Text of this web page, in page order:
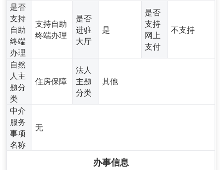
是否
支持
自助
终端
办理
支持自助
终端办理
是否
进驻
大厅
是
是否
支持
网上
支付
不支持
自然
人主
题分
类
住房保障
法人
主题
分类
其他
中介
服务
事项
名称
无
办事信息